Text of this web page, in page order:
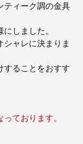
ティーク調の金具
しました。
シャレに決まりま
することをおすす
ております。